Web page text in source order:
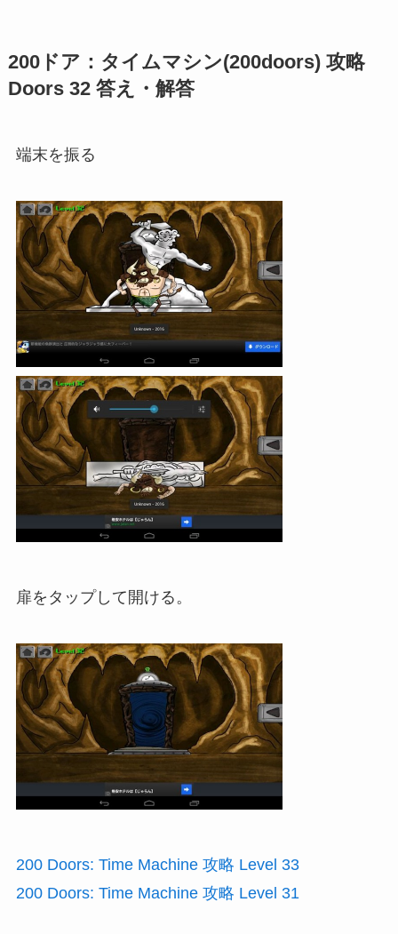
200ドア：タイムマシン(200doors) 攻略
Doors 32 答え・解答
端末を振る
扉をタップして開ける。
200 Doors: Time Machine 攻略 Level 33
200 Doors: Time Machine 攻略 Level 31